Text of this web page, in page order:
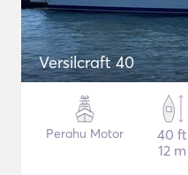
Versilcraft 40
Perahu Motor
40 ft
12 m